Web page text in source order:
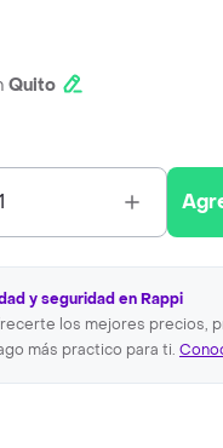
Quito
y seguridad en Rappi
los mejores precios,
más practico para ti.